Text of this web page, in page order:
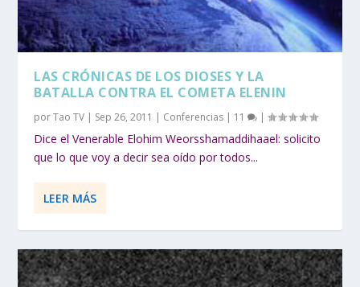
LAS CRÓNICAS DE LOS DIOSES Y LA
BATALLA CONTRA EL COMETA ELENIN
porTao TV | Sep 26, 2011 | Conferencias | 11 |
Dice el Venerable Elohim Weorsshamaddihaael: solicito
que lo que voy a decir sea oído por todos...
LEER MÁS